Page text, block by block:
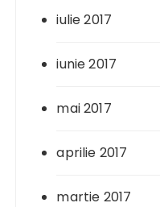
iulie 2017
iunie 2017
mai 2017
aprilie 2017
martie 2017